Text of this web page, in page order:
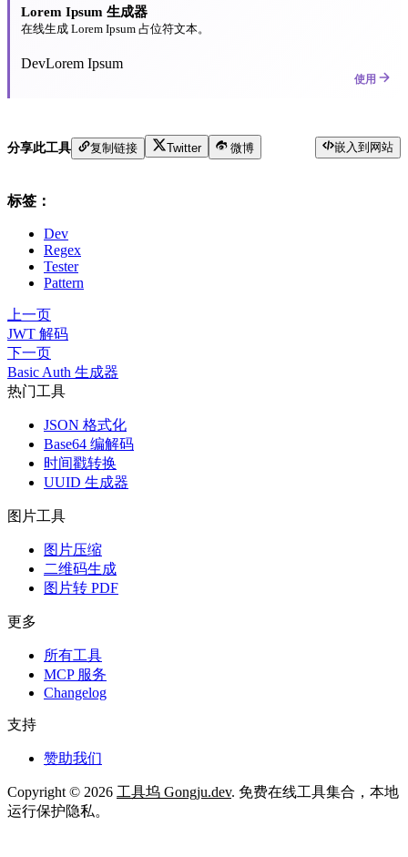
Lorem Ipsum 生成器
在线生成 Lorem Ipsum 占位符文本。
DevLorem Ipsum
使用
分享此工具 复制链接 Twitter 微博 嵌入到网站
标签：
Dev
Regex
Tester
Pattern
上一页
JWT 解码
下一页
Basic Auth 生成器
热门工具
JSON 格式化
Base64 编解码
时间戳转换
UUID 生成器
图片工具
图片压缩
二维码生成
图片转 PDF
更多
所有工具
MCP 服务
Changelog
支持
赞助我们
Copyright © 2026 工具坞 Gongju.dev. 免费在线工具集合，本地
运行保护隐私。